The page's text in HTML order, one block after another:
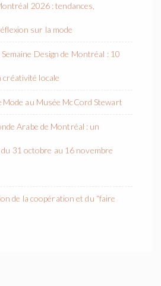
2026 : tendances,
sur la mode
Design de Montréal : 10
locale
Mode au Musée McCord Stewart
Arabe de Montréal : un
31 octobre au 16 novembre
de la coopération et du “faire